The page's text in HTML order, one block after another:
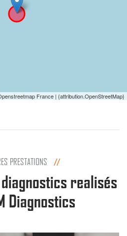
France | {attribution.OpenStreetMap}
PRESTATIONS
realisés
Diagnostics